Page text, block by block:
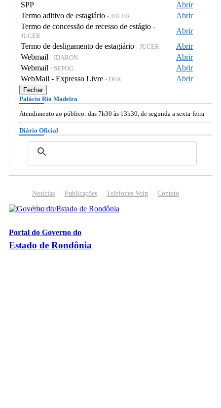
SPP
Abrir
Termo aditivo de estagiário - JUCER
Abrir
Termo de concessão de recesso de estágio -
JUCER
Abrir
Termo de desligamento de estagiário - JUCER
Abrir
Webmail - IDARON
Abrir
Webmail - SEPOG
Abrir
WebMail - Expresso Livre - DER Abrir
Fechar
Palácio Rio Madeira
Atendimento ao público: das 7h30 às 13h30, de segunda a sexta-feira
Diário Oficial
Notícias Publicações Telefones Voip
Contato
Mapa do Site
Portal do Governo do
Estado de Rondônia